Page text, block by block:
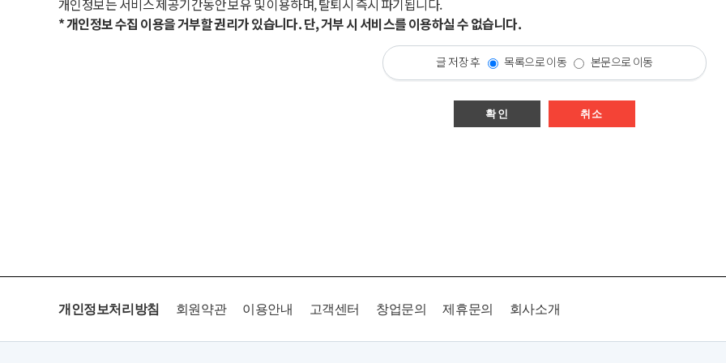
* 개인정보 수집 이용을 거부할 권리가 있습니다. 단, 거부 시 서비스를 이용하실 수 없습니다.
글 저장 후 목록으로 이동 본문으로 이동
확인 취소
개인정보처리방침 회원약관 이용안내 고객센터 창업문의 제휴문의 회사소개